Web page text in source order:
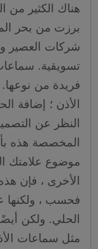
هناك الكثير
برزت من بحر
شركات العصير
تسويقية.
فريدة من نوعها.
الأذن ؛ إضافة
النظر عن
المخصصة هذه
موضوع علامتك
الأخرى ، فإن
فحسب ، ولكنها
الحلي. ولكن
مثل سماعات